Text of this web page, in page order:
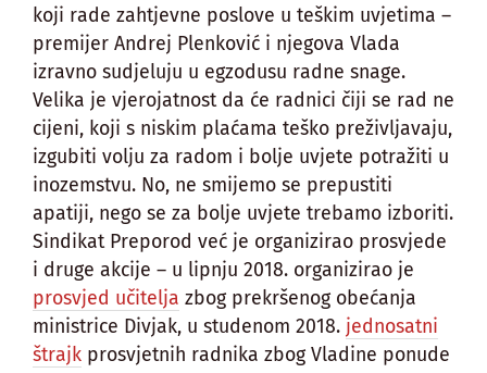
koji rade zahtjevne poslove u teškim uvjetima –
premijer Andrej Plenković i njegova Vlada
izravno sudjeluju u egzodusu radne snage.
Velika je vjerojatnost da će radnici čiji se rad ne
cijeni, koji s niskim plaćama teško preživljavaju,
izgubiti volju za radom i bolje uvjete potražiti u
inozemstvu. No, ne smijemo se prepustiti
apatiji, nego se za bolje uvjete trebamo izboriti.
Sindikat Preporod već je organizirao prosvjede
i druge akcije – u lipnju 2018. organizirao je
prosvjed učitelja zbog prekršenog obećanja
ministrice Divjak, u studenom 2018. jednosatni
štrajk prosvjetnih radnika zbog Vladine ponude